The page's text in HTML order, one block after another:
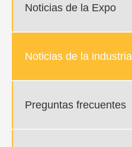
Noticias de la Expo
Noticias de la industria
Preguntas frecuentes